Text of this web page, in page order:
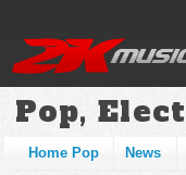
Pop,
Home Pop News